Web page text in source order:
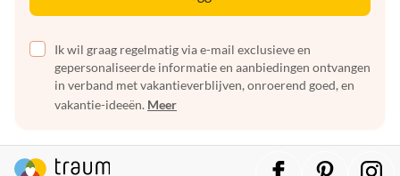
Ik wil graag regelmatig via e-mail exclusieve en
gepersonaliseerde informatie en aanbiedingen ontvangen
in verband met vakantieverblijven, onroerend goed, en
vakantie-ideeën. Meer